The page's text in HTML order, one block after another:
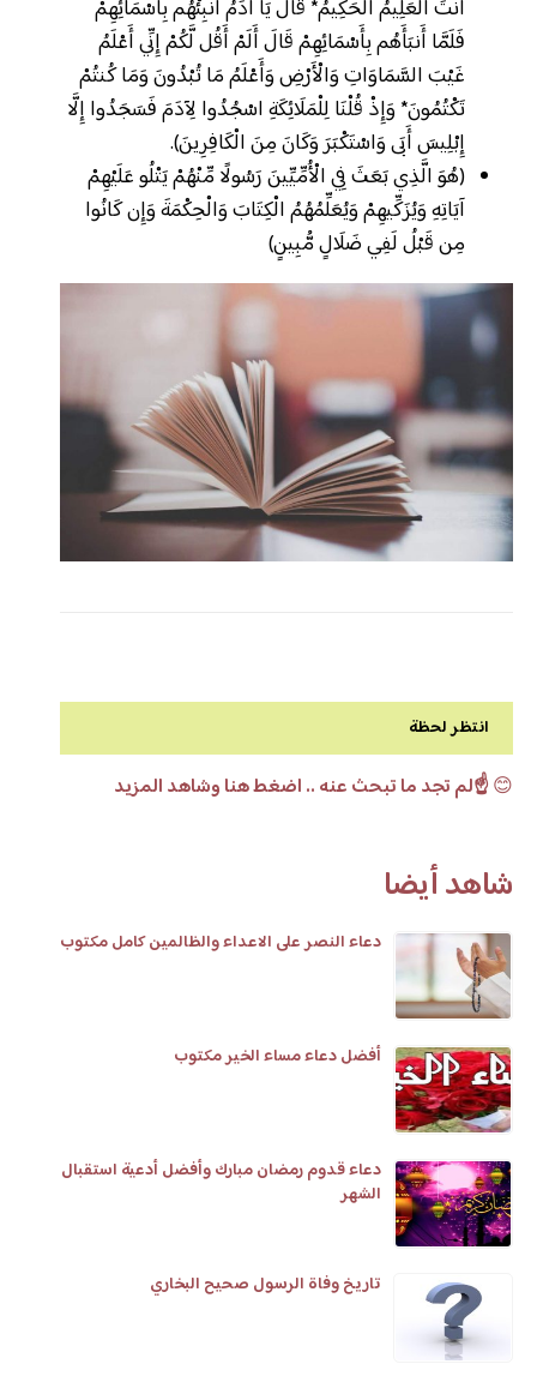
أَنتَ الْعَلِيمُ الْحَكِيمُ* قَالَ يَا آدَمُ أَنبِئْهُم بِأَسْمَائِهِمْ
فَلَمَّا أَنبَأَهُم بِأَسْمَائِهِمْ قَالَ أَلَمْ أَقُل لَّكُمْ إِنِّي أَعْلَمُ
غَيْبَ السَّمَاوَاتِ وَالْأَرْضِ وَأَعْلَمُ مَا تُبْدُونَ وَمَا كُنتُمْ
تَكْتُمُونَ* وَإِذْ قُلْنَا لِلْمَلَائِكَةِ اسْجُدُوا لِآدَمَ فَسَجَدُوا إِلَّا
إِبْلِيسَ أَبَى وَاسْتَكْبَرَ وَكَانَ مِنَ الْكَافِرِينَ).
(هُوَ الَّذِي بَعَثَ فِي الْأُمِّيِّينَ رَسُولًا مِّنْهُمْ يَتْلُو عَلَيْهِمْ
آيَاتِهِ وَيُزَكِّيهِمْ وَيُعَلِّمُهُمُ الْكِتَابَ وَالْحِكْمَةَ وَإِن كَانُوا
مِن قَبْلُ لَفِي ضَلَالٍ مُّبِينٍ)
انتظر لحظة
😊☝️لم تجد ما تبحث عنه .. اضغط هنا وشاهد المزيد
شاهد أيضا
دعاء النصر على الاعداء والظالمين كامل مكتوب
أفضل دعاء مساء الخير مكتوب
دعاء قدوم رمضان مبارك وأفضل أدعية استقبال
الشهر
تاريخ وفاة الرسول صحيح البخاري